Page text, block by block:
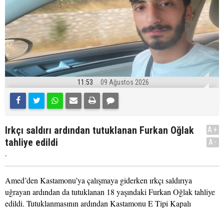
11:53 09 Ağustos 2026
Irkçı saldırı ardından tutuklanan Furkan Oğlak
tahliye edildi
.
A+
A-
Amed’den Kastamonu’ya çalışmaya giderken ırkçı saldırıya
uğrayan ardından da tutuklanan 18 yaşındaki Furkan Oğlak tahliye
edildi. Tutuklanmasının ardından Kastamonu E Tipi Kapalı